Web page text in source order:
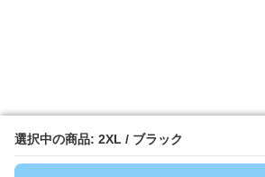
選択中の商品: 2XL / ブラック
選択中の商品: 2XL / ブラック